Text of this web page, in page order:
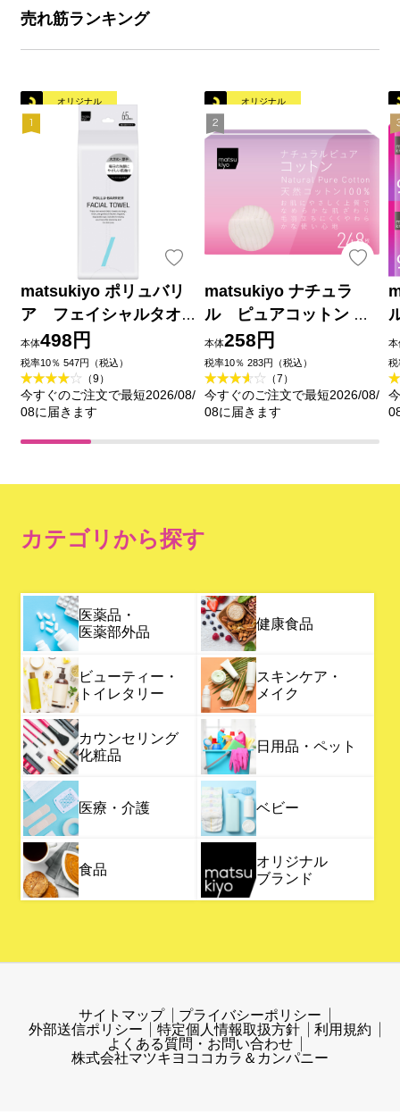
売れ筋ランキング
オリジナル
matsukiyo ポリュバリ
ア フェイシャルタオ
ル ６５枚入
本体498円
税率10％ 547円（税込）
（9）
今すぐのご注文で最短2026/08/
08に届きます
オリジナル
matsukiyo ナチュラ
ル ピュアコットン ２
４８枚入
本体258円
税率10％ 283円（税込）
（7）
今すぐのご注文で最短2026/08/
08に届きます
本
税
カテゴリから探す
医薬品・
医薬部外品
健康食品
ビューティー・
トイレタリー
スキンケア・
メイク
カウンセリング
化粧品
日用品・ペット
医療・介護 ベビー
食品
オリジナル
ブランド
サイトマップ
プライバシーポリシー
外部送信ポリシー
特定個人情報取扱方針
利用規約
よくある質問・お問い合わせ
株式会社マツキヨココカラ＆カンパニー